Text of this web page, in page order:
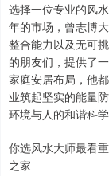
选择一位专业的风
年的市场，曾志博
整合能力以及无可
的朋友们，提供了
家庭安居布局，他
业筑起坚实的能量
环境与人的和谐科
你选风水大师最看
之家